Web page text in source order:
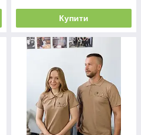
Купити